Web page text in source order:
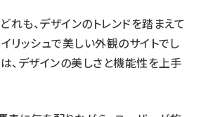
れも、デザインのトレンドを踏まえて
リッシュで美しい外観のサイトでし
、デザインの美しさと機能性を上手